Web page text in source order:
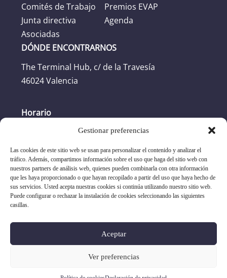
Gestionar preferencias
Las cookies de este sitio web se usan para personalizar el contenido y analizar el
tráfico. Además, compartimos información sobre el uso que haga del sitio web con
nuestros partners de análisis web, quienes pueden combinarla con otra información
que les haya proporcionado o que hayan recopilado a partir del uso que haya hecho de
sus servicios. Usted acepta nuestras cookies si continúa utilizando nuestro sitio web.
Puede configurar o rechazar la instalación de cookies seleccionando las siguientes
casillas.
Aceptar
Ver preferencias
Comités de Trabajo
Junta directiva
Asociadas
Premios EVAP
Agenda
DÓNDE ENCONTRARNOS
The Terminal Hub, c/ de la Travesía
46024 Valencia
Horario
Horario oficina: L-J: 8:30h -17:30h. V: 8:30h -
16:30h
+34 96 351 17 19
asociacion@evap.es